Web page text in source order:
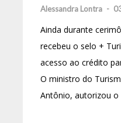
Alessandra Lontra -
Ainda durante
recebeu o selo +
acesso ao crédito
O ministro do
Antônio, autorizou